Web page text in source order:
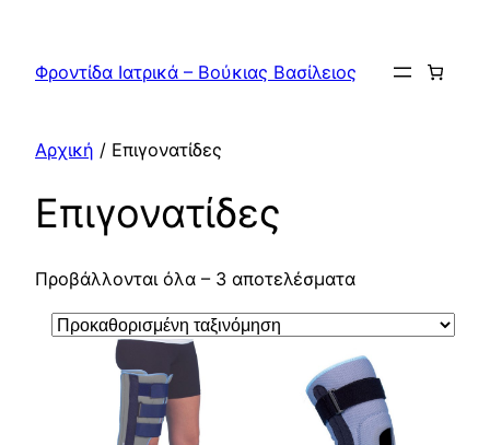
περιεχόμενο
Φροντίδα Ιατρικά – Βούκιας Βασίλειος
Αρχική / Επιγονατίδες
Επιγονατίδες
Προβάλλονται όλα – 3 αποτελέσματα